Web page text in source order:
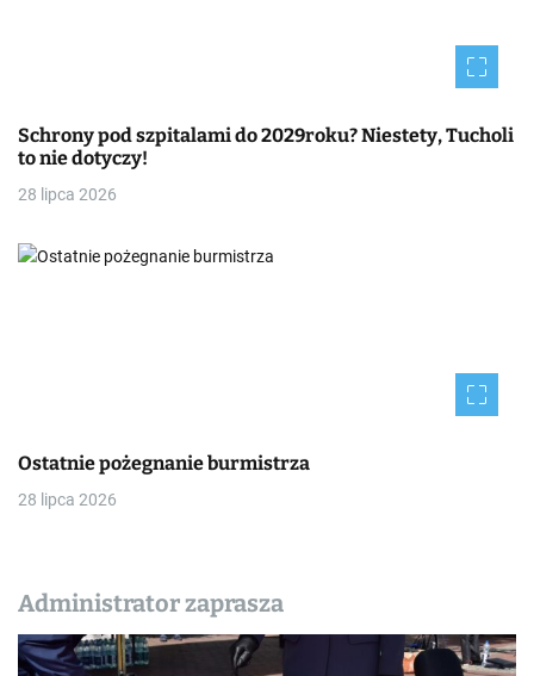
Schrony pod szpitalami do 2029roku? Niestety, Tucholi
to nie dotyczy!
28 lipca 2026
Ostatnie pożegnanie burmistrza
28 lipca 2026
Administrator zaprasza